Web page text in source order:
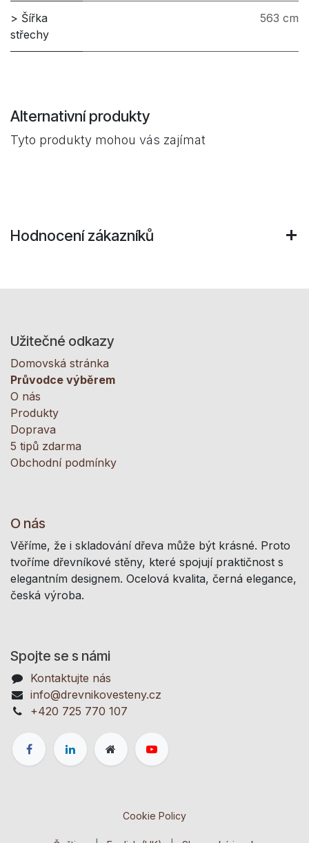
> Šířka
střechy
563 cm
Alternativní produkty
Tyto produkty mohou vás zajímat
Hodnocení zákazníků
Užitečné odkazy
Domovská stránka
Průvodce výběrem
O nás
Produkty
Doprava
5 tipů zdarma
Obchodní podmínky
O nás
Věříme, že i skladování dřeva může být krásné. Proto
tvoříme dřevníkové stěny, které spojují praktičnost s
elegantním designem. Ocelová kvalita, černá elegance,
česká výroba.
Spojte se s námi
Kontaktujte nás
info@drevnikovesteny.cz
+420 725 770 107
Cookie Policy